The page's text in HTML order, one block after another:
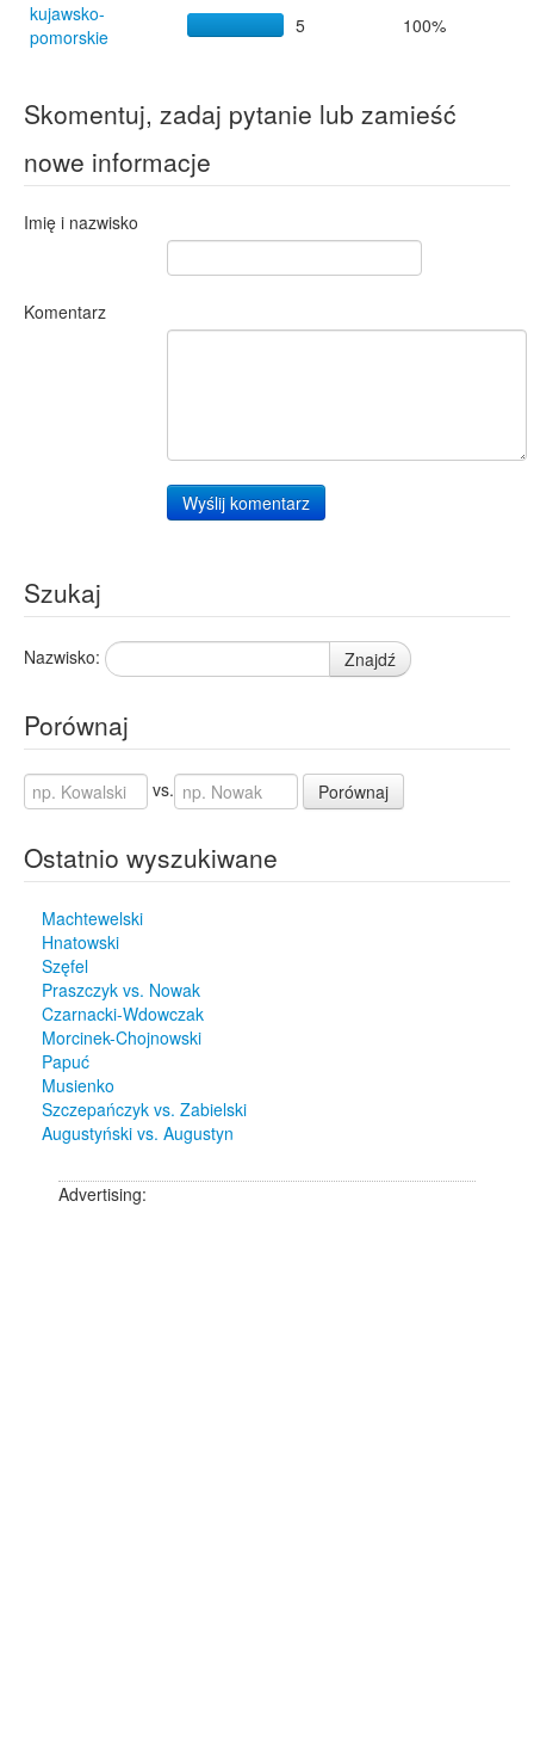
kujawsko-
pomorskie
5 100%
Skomentuj, zadaj pytanie lub zamieść
nowe informacje
Imię i nazwisko
Komentarz
Wyślij komentarz
Szukaj
Nazwisko: Znajdź
Porównaj
vs. Porównaj
Ostatnio wyszukiwane
Machtewelski
Hnatowski
Szęfel
Praszczyk vs. Nowak
Czarnacki-Wdowczak
Morcinek-Chojnowski
Papuć
Musienko
Szczepańczyk vs. Zabielski
Augustyński vs. Augustyn
Advertising: